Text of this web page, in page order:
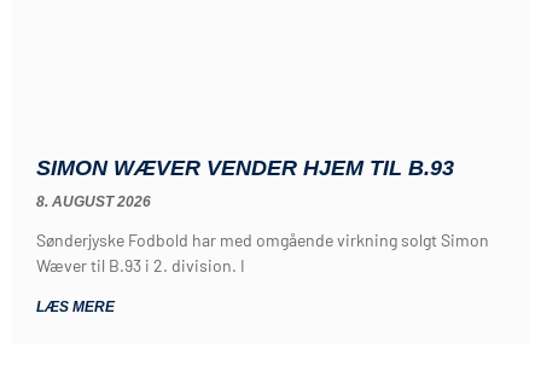
SIMON WÆVER VENDER HJEM TIL B.93
8. AUGUST 2026
Sønderjyske Fodbold har med omgående virkning solgt Simon
Wæver til B.93 i 2. division. I
LÆS MERE